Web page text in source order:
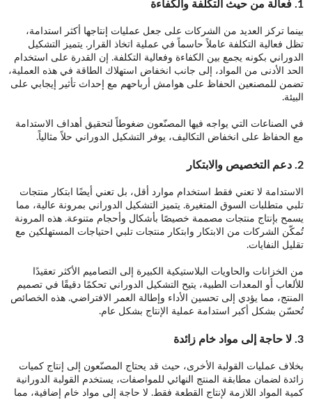
1. فعالة من حيث التكلفة والكفاءة
بينما تركز العديد من الشركات على جعل عمليات إنتاجها أكثر استدامة،
تظل فعالية التكلفة عاملاً حاسماً في عملية اتخاذ القرار. يتميز التشكيل
الدوراني بكونه يجمع بين الكفاءة وفعالية التكلفة. إن القدرة على استخدام
الحد الأدنى من المواد، إلى جانب انخفاض استهلاك الطاقة في هذه العملية،
تضمن للمصنعين الحفاظ على هوامش أرباحهم مع إحداث تأثير إيجابي على
البيئة.
في الصناعات التي يواجه فيها المصنّعون ضغوطاً لتحقيق أهداف الاستدامة
مع الحفاظ على انخفاض التكاليف، يوفر التشكيل الدوراني حلاً مثالياً.
2. دعم التخصيص والابتكار
الاستدامة لا تعني فقط استخدام موارد أقل، بل تعني أيضًا ابتكار منتجات
تلبي متطلبات السوق المتغيرة. يتميز التشكيل الدوراني بمرونة عالية، مما
يسمح بإنتاج منتجات مصممة خصيصًا بأشكال وأحجام متنوعة. هذه المرونة
تُمكّن الشركات من الابتكار وابتكار منتجات تلبي احتياجات المستهلكين مع
تقليل النفايات.
من الخزانات والحاويات البلاستيكية الكبيرة إلى التصاميم الأكثر تعقيدًا
للألعاب أو المعدات الطبية، يتيح التشكيل الدوراني تحكمًا دقيقًا في تصميم
المنتج، مما يؤدي إلى تحسين الأداء وإطالة العمر الافتراضي. هذه الخصائص
تُحسّن بشكل أكبر استدامة عملية الإنتاج بشكل عام.
3. لا حاجة إلى مواد خام زائدة
بخلاف عمليات القولبة الأخرى، حيث قد يحتاج المصنّعون إلى إنتاج كميات
زائدة لضمان مطابقة المنتج النهائي للمواصفات، يستخدم القولبة الدورانية
كمية المواد اللازمة لإنتاج القطعة فقط. لا حاجة إلى مواد خام إضافية، مما